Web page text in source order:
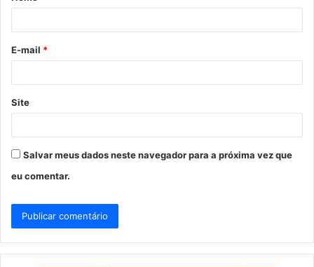
*
E-mail *
Site
Salvar meus dados neste navegador para a próxima vez que
eu comentar.